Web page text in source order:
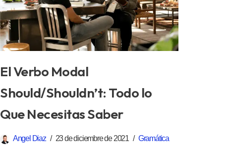
El Verbo Modal
Should/Shouldn’t: Todo lo
Que Necesitas Saber
Angel Diaz 23 de diciembre de 2021 Gramática